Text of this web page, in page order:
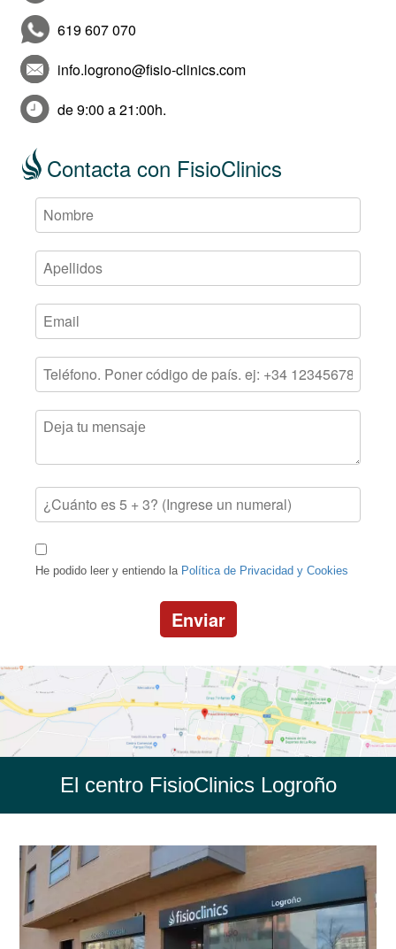
619 607 070
info.logrono@fisio-clinics.com
de 9:00 a 21:00h.
Contacta con FisioClinics
He podido leer y entiendo la Política de Privacidad y Cookies
Enviar
El centro FisioClinics Logroño